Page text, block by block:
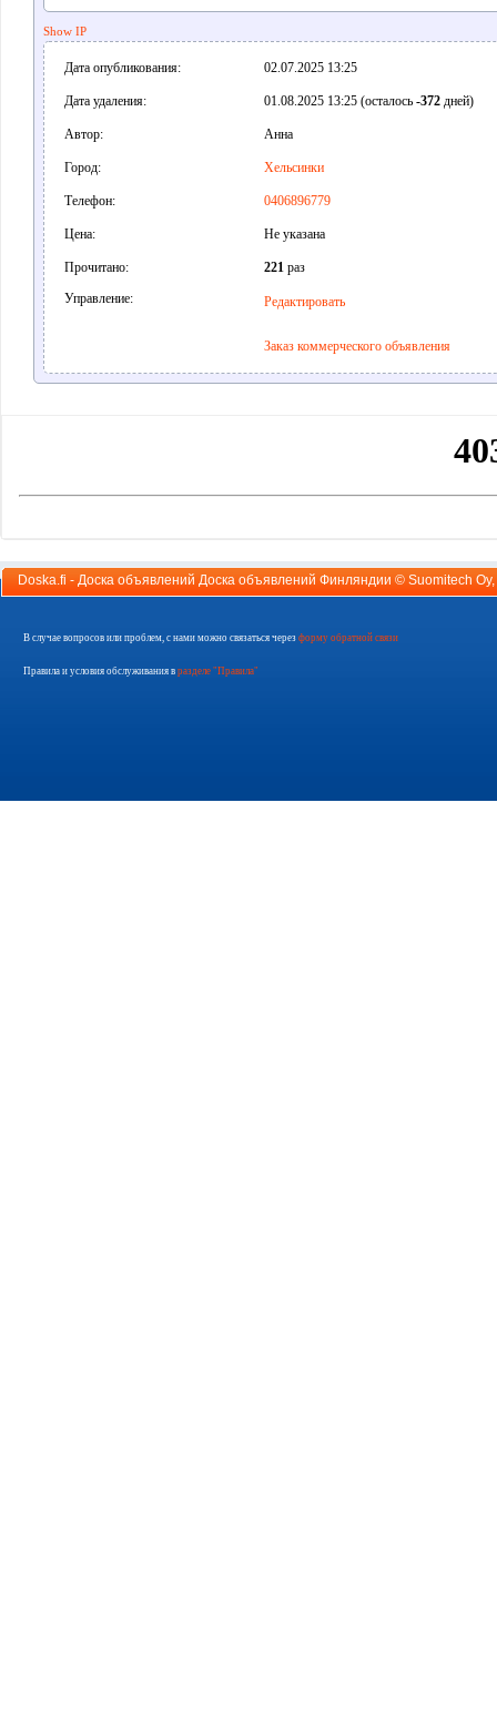
Show IP
Дата опубликования: 02.07.2025 13:25
Дата удаления: 01.08.2025 13:25 (осталось -372дней)
Автор: Анна
Город: Хельсинки
Телефон: 0406896779
Цена: Не указана
Прочитано: 221раз
Управление:
Редактировать
Заказ коммерческого объявления
Doska.fi - Доска объявлений Доска объявлений Финляндии © Suomitech Oy
В случае вопросов или проблем, с нами можно связаться через форму обратной связи
Правила и условия обслуживания в разделе "Правила"